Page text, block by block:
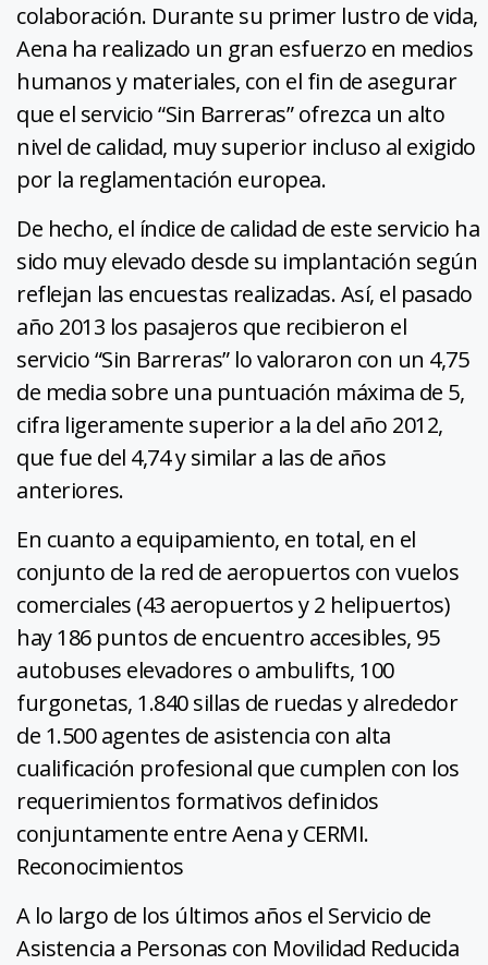
colaboración. Durante su primer lustro de vida,
Aena ha realizado un gran esfuerzo en medios
humanos y materiales, con el fin de asegurar
que el servicio “Sin Barreras” ofrezca un alto
nivel de calidad, muy superior incluso al exigido
por la reglamentación europea.
De hecho, el índice de calidad de este servicio ha
sido muy elevado desde su implantación según
reflejan las encuestas realizadas. Así, el pasado
año 2013 los pasajeros que recibieron el
servicio “Sin Barreras” lo valoraron con un 4,75
de media sobre una puntuación máxima de 5,
cifra ligeramente superior a la del año 2012,
que fue del 4,74 y similar a las de años
anteriores.
En cuanto a equipamiento, en total, en el
conjunto de la red de aeropuertos con vuelos
comerciales (43 aeropuertos y 2 helipuertos)
hay 186 puntos de encuentro accesibles, 95
autobuses elevadores o ambulifts, 100
furgonetas, 1.840 sillas de ruedas y alrededor
de 1.500 agentes de asistencia con alta
cualificación profesional que cumplen con los
requerimientos formativos definidos
conjuntamente entre Aena y CERMI.
Reconocimientos
A lo largo de los últimos años el Servicio de
Asistencia a Personas con Movilidad Reducida